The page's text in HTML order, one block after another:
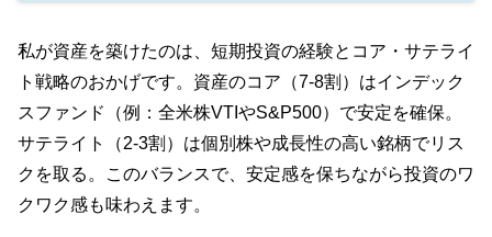
私が資産を築けたのは、短期投資の経験とコア・サテライ
ト戦略のおかげです。資産のコア（7-8割）はインデック
スファンド（例：全米株VTIやS&P500）で安定を確保。
サテライト（2-3割）は個別株や成長性の高い銘柄でリス
クを取る。このバランスで、安定感を保ちながら投資のワ
クワク感も味わえます。